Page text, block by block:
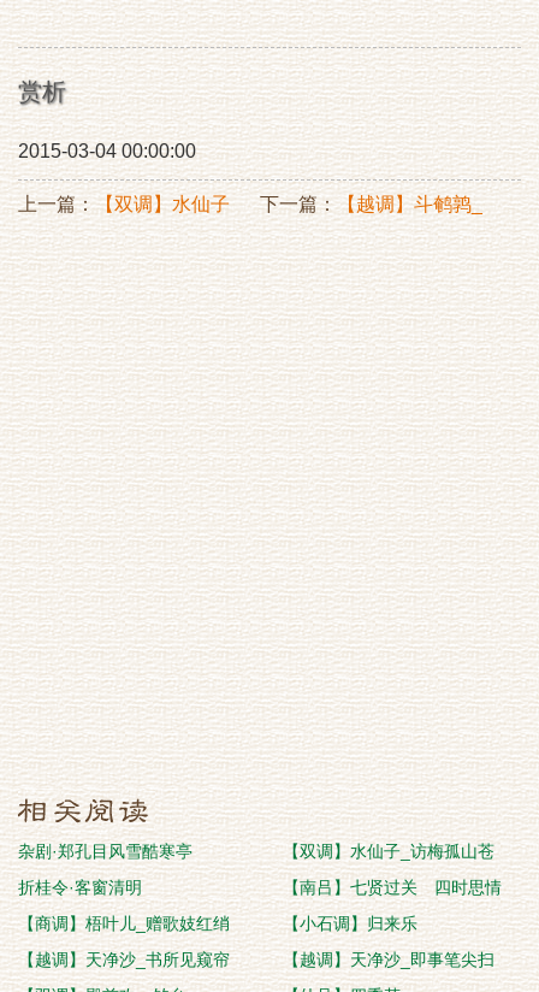
赏析
2015-03-04 00:00:00
上一篇：【双调】水仙子
隐者
下一篇：【越调】斗鹌鹑_
双陆四角盘
杂剧·郑孔目风雪酷寒亭
【双调】水仙子_访梅孤山苍
折桂令·客窗清明
【南吕】七贤过关 四时思情
【商调】梧叶儿_赠歌妓红绡
【小石调】归来乐
【越调】天净沙_书所见窥帘
【越调】天净沙_即事笔尖扫